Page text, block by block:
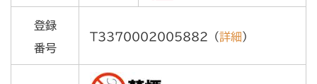
登録
番号
T3370002005882（詳細 ）